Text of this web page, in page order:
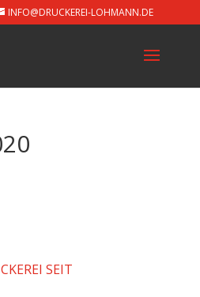
INFO@DRUCKEREI-LOHMANN.DE
SEIT